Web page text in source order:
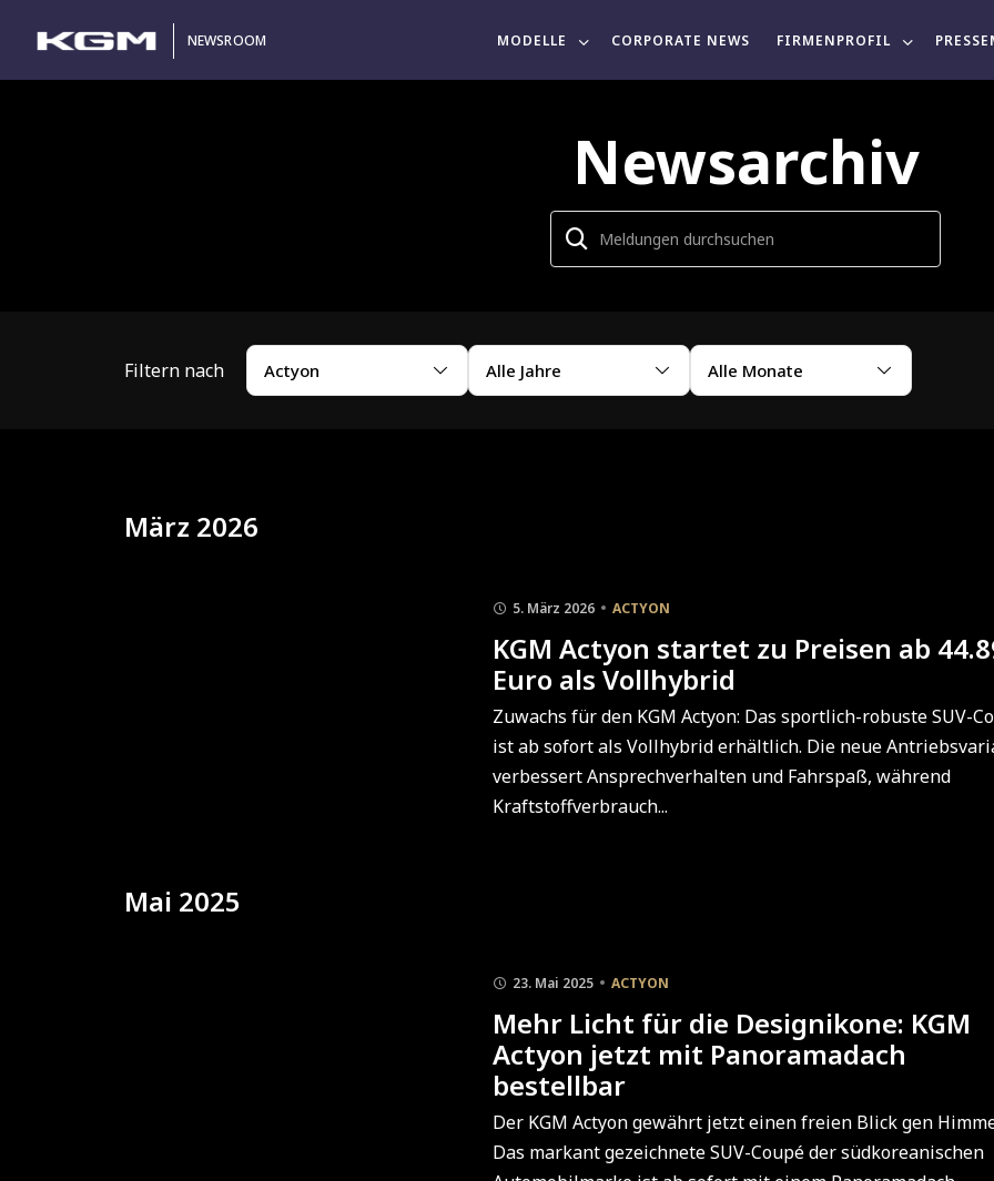
NEWSROOM MODELLE CORPORATE NEWS FIRMENPROFIL
Newsarchiv
Filtern nach Actyon Alle Jahre Alle Monate
März 2026
5. März 2026 ACTYON
KGM Actyon startet zu Preisen ab
Euro als Vollhybrid
Zuwachs für den KGM Actyon: Das sportlich-robuste SUV-
ist ab sofort als Vollhybrid erhältlich. Die neue
verbessert Ansprechverhalten und Fahrspaß, während
Kraftstoffverbrauch...
Mai 2025
23. Mai 2025 ACTYON
Mehr Licht für die Designikone: KGM
Actyon jetzt mit Panoramadach
bestellbar
Der KGM Actyon gewährt jetzt einen freien Blick gen
Das markant gezeichnete SUV-Coupé der südkoreanischen